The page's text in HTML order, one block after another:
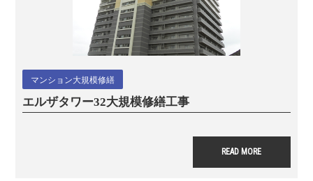
マンション大規模修繕
エルザタワー32大規模修繕工事
READ MORE